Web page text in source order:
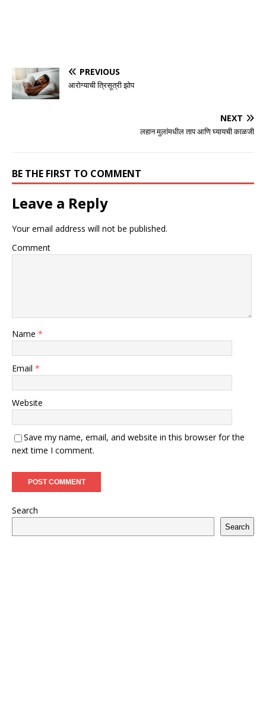
PREVIOUS
आरोग्याची त्रिसूत्री झोप
NEXT
लहान मुलांमधील ताप आणि घ्यायची काळजी
BE THE FIRST TO COMMENT
Leave a Reply
Your email address will not be published.
Comment
Name *
Email *
Website
Save my name, email, and website in this browser for the
next time I comment.
Search
Search